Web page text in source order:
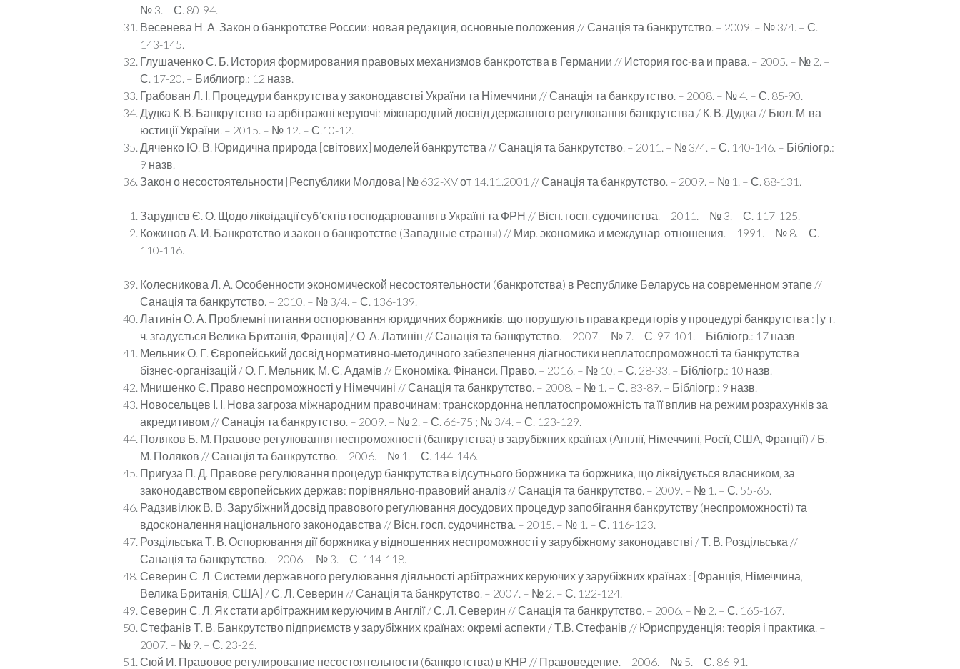
№ 3. – С. 80-94.
Весенева Н. А. Закон о банкротстве России: новая редакция, основные положения // Санація та банкрутство. – 2009. – № 3/4. – С.
143-145.
Глушаченко С. Б. История формирования правовых механизмов банкротства в Германии // История гос-ва и права. – 2005. – № 2. –
С. 17-20. – Библиогр.: 12 назв.
Грабован Л. І. Процедури банкрутства у законодавстві України та Німеччини // Санація та банкрутство. – 2008. – № 4. – С. 85-90.
Дудка К. В. Банкрутство та арбітражні керуючі: міжнародний досвід державного регулювання банкрутства / К. В. Дудка // Бюл. М-ва
юстиції України. – 2015. – № 12. – С.10-12.
Дяченко Ю. В. Юридична природа [світових] моделей банкрутства // Санація та банкрутство. – 2011. – № 3/4. – С. 140-146. – Бібліогр.:
9 назв.
Закон о несостоятельности [Республики Молдова] № 632-XV от 14.11.2001 // Санація та банкрутство. – 2009. – № 1. – С. 88-131.
Заруднєв Є. О. Щодо ліквідації суб’єктів господарювання в Україні та ФРН // Вісн. госп. судочинства. – 2011. – № 3. – С. 117-125.
Кожинов А. И. Банкротство и закон о банкротстве (Западные страны) // Мир. экономика и междунар. отношения. – 1991. – № 8. – С.
110-116.
Колесникова Л. А. Особенности экономической несостоятельности (банкротства) в Республике Беларусь на современном этапе //
Санація та банкрутство. – 2010. – № 3/4. – С. 136-139.
Латинін О. А. Проблемні питання оспорювання юридичних боржників, що порушують права кредиторів у процедурі банкрутства : [у т.
ч. згадується Велика Британія, Франція] / О. А. Латинін // Санація та банкрутство. – 2007. – № 7. – С. 97-101. – Бібліогр.: 17 назв.
Мельник О. Г. Європейський досвід нормативно-методичного забезпечення діагностики неплатоспроможності та банкрутства
бізнес-організацій / О. Г. Мельник, М. Є. Адамів // Економіка. Фінанси. Право. – 2016. – № 10. – С. 28-33. – Бібліогр.: 10 назв.
Мнишенко Є. Право неспроможності у Німеччині // Санація та банкрутство. – 2008. – № 1. – С. 83-89. – Бібліогр.: 9 назв.
Новосельцев І. І. Нова загроза міжнародним правочинам: транскордонна неплатоспроможність та її вплив на режим розрахунків за
акредитивом // Санація та банкрутство. – 2009. – № 2. – С. 66-75 ; № 3/4. – С. 123-129.
Поляков Б. М. Правове регулювання неспроможності (банкрутства) в зарубіжних країнах (Англії, Німеччині, Росії, США, Франції) / Б.
М. Поляков // Санація та банкрутство. – 2006. – № 1. – С. 144-146.
Пригуза П. Д. Правове регулювання процедур банкрутства відсутнього боржника та боржника, що ліквідується власником, за
законодавством європейських держав: порівняльно-правовий аналіз // Санація та банкрутство. – 2009. – № 1. – С. 55-65.
Радзивілюк В. В. Зарубіжний досвід правового регулювання досудових процедур запобігання банкрутству (неспроможності) та
вдосконалення національного законодавства // Вісн. госп. судочинства. – 2015. – № 1. – С. 116-123.
Роздільська Т. В. Оспорювання дії боржника у відношеннях неспроможності у зарубіжному законодавстві / Т. В. Роздільська //
Санація та банкрутство. – 2006. – № 3. – С. 114-118.
Северин С. Л. Системи державного регулювання діяльності арбітражних керуючих у зарубіжних країнах : [Франція, Німеччина,
Велика Британія, США] / С. Л. Северин // Санація та банкрутство. – 2007. – № 2. – С. 122-124.
Северин С. Л. Як стати арбітражним керуючим в Англії / С. Л. Северин // Санація та банкрутство. – 2006. – № 2. – С. 165-167.
Стефанів Т. В. Банкрутство підприємств у зарубіжних країнах: окремі аспекти / Т.В. Стефанів // Юриспруденція: теорія і практика. –
2007. – № 9. – С. 23-26.
Сюй И. Правовое регулирование несостоятельности (банкротства) в КНР // Правоведение. – 2006. – № 5. – С. 86-91.